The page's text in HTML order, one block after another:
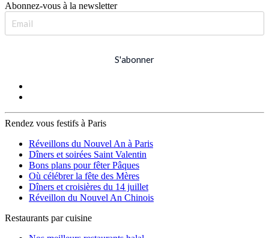
Abonnez-vous à la newsletter
S'abonner
Rendez vous festifs à Paris
Réveillons du Nouvel An à Paris
Dîners et soirées Saint Valentin
Bons plans pour fêter Pâques
Où célébrer la fête des Mères
Dîners et croisières du 14 juillet
Réveillon du Nouvel An Chinois
Restaurants par cuisine